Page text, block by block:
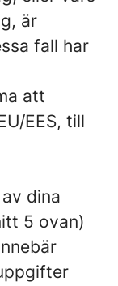
är
fall har
att
EES, till
dina
5 ovan)